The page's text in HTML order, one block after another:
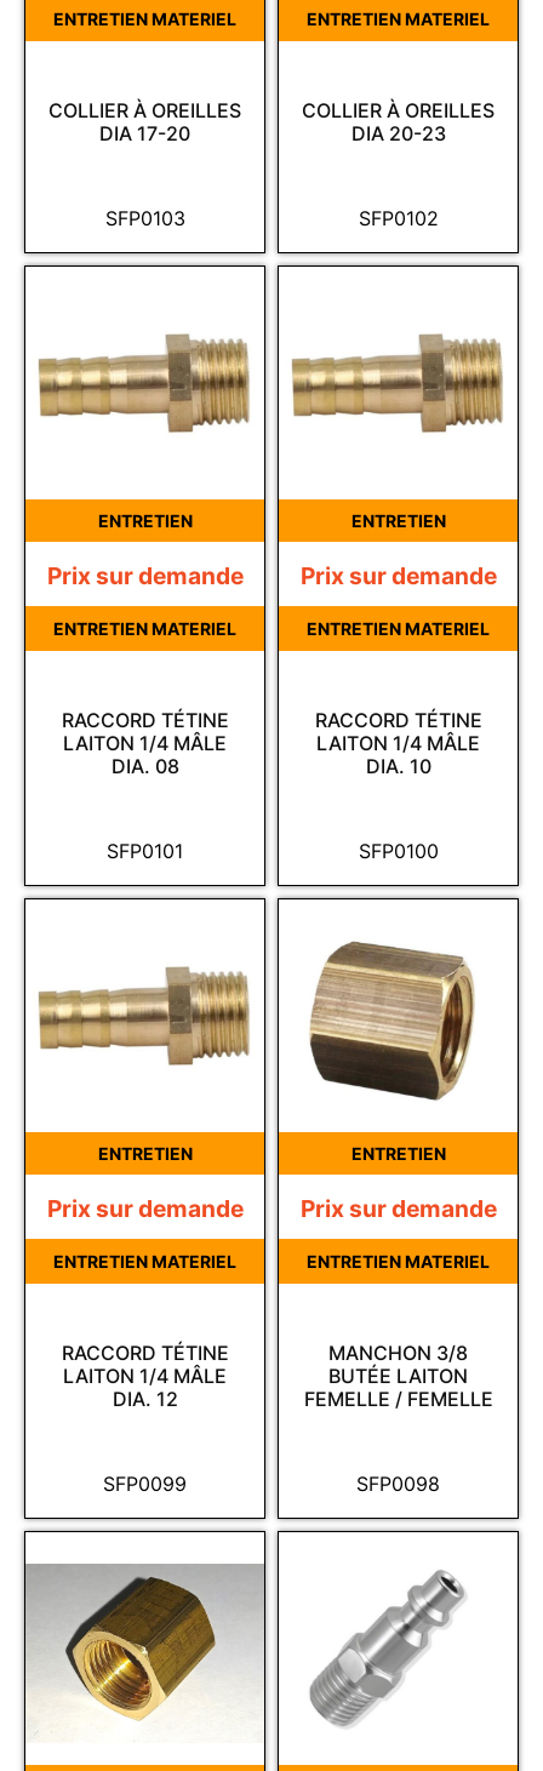
SFP0103
COLLIER À OREILLES
DIA 17-20
ENTRETIEN MATERIEL
SFP0102
COLLIER À OREILLES
DIA 20-23
ENTRETIEN MATERIEL
ENTRETIEN
SFP0101
RACCORD TÉTINE
LAITON 1/4 MÂLE
DIA. 08
Prix sur demande
ENTRETIEN MATERIEL
ENTRETIEN
SFP0100
RACCORD TÉTINE
LAITON 1/4 MÂLE
DIA. 10
Prix sur demande
ENTRETIEN MATERIEL
ENTRETIEN
SFP0099
RACCORD TÉTINE
LAITON 1/4 MÂLE
DIA. 12
Prix sur demande
ENTRETIEN MATERIEL
ENTRETIEN
SFP0098
MANCHON 3/8
BUTÉE LAITON
FEMELLE / FEMELLE
Prix sur demande
ENTRETIEN MATERIEL